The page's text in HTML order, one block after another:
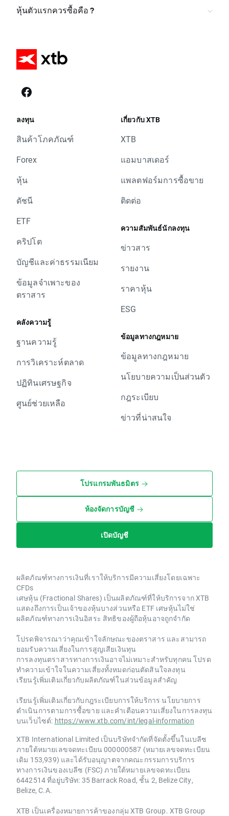
หุ้นตัวแรกควรซื้อคือ ?
ลงทุน
สินค้าโภคภัณฑ์
Forex
หุ้น
ดัชนี
ETF
คริปโต
บัญชีและค่าธรรมเนียม
ข้อมูลจำเพาะของ
ตราสาร
คลังความรู้
ฐานความรู้
การวิเคราะห์ตลาด
ปฏิทินเศรษฐกิจ
ศูนย์ช่วยเหลือ
เกี่ยวกับ XTB
XTB
แอมบาสเดอร์
แพลตฟอร์มการซื้อขาย
ติดต่อ
ความสัมพันธ์นักลงทุน
ข่าวสาร
รายงาน
ราคาหุ้น
ESG
ข้อมูลทางกฎหมาย
ข้อมูลทางกฎหมาย
นโยบายความเป็นส่วนตัว
กฎระเบียบ
ข่าวที่น่าสนใจ
โปรแกรมพันธมิตร
ห้องจัดการบัญชี
เปิดบัญชี
ผลิตภัณฑ์ทางการเงินที่เราให้บริการมีความเสี่ยงโดยเฉพาะ
CFDs
เศษหุ้น (Fractional Shares) เป็นผลิตภัณฑ์ที่ให้บริการจาก XTB
แสดงถึงการเป็นเจ้าของหุ้นบางส่วนหรือ ETF เศษหุ้นไม่ใช่
ผลิตภัณฑ์ทางการเงินอิสระ สิทธิของผู้ถือหุ้นอาจถูกจำกัด
โปรดพิจารณาว่าคุณเข้าใจลักษณะของตราสาร และสามารถ
ยอมรับความเสี่ยงในการสูญเสียเงินทุน
การลงทุนตราสารทางการเงินอาจไม่เหมาะสำหรับทุกคน โปรด
ทำความเข้าใจในความเสี่ยงทั้งหมดก่อนตัดสินใจลงทุน
เรียนรู้เพิ่มเติมเกี่ยวกับผลิตภัณฑ์ในส่วนข้อมูลสำคัญ
เรียนรู้เพิ่มเติมเกี่ยวกับกฎระเบียบการให้บริการ นโยบายการ
ดำเนินการตามการซื้อขาย และคำเตือนความเสี่ยงในการลงทุน
บนเว็บไซต์: https://www.xtb.com/int/legal-information
XTB International Limited เป็นบริษัทจำกัดที่จัดตั้งขึ้นในเบลีซ
ภายใต้หมายเลขจดทะเบียน 000000587 (หมายเลขจดทะเบียน
เดิม 153,939) และได้รับอนุญาตจากคณะกรรมการบริการ
ทางการเงินของเบลีซ (FSC) ภายใต้หมายเลขจดทะเบียน
6442514 ที่อยู่บริษัท: 35 Barrack Road, ชั้น 2, Belize City,
Belize, C.A.
XTB เป็นเครื่องหมายการค้าของกลุ่ม XTB Group. XTB Group